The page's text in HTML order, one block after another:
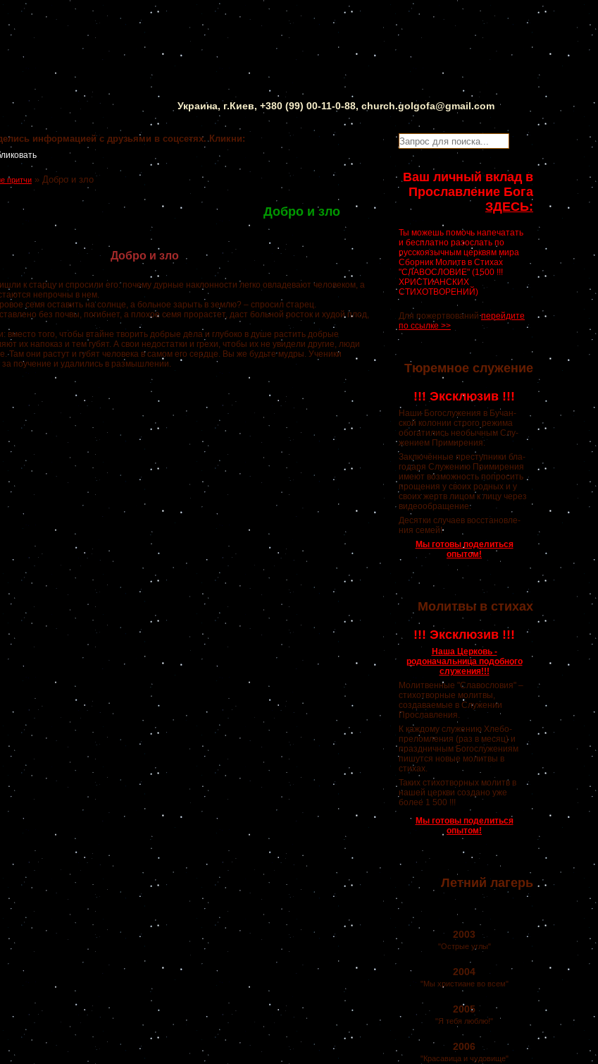
Украина, г.Киев, +380 (99) 00-11-0-88, church.golgofa@gmail.com
информацией с друзьями в соцсетях. Кликни:
притчи » Добро и зло
Добро и зло
Добро и зло
к старцу и спросили его: почему дурные наклонности легко овладевают человеком, а
непрочны в нем.
семя оставить на солнце, а больное зарыть в землю? – спросил старец.
без почвы, погибнет, а плохое семя прорастет, даст больной росток и худой плод,
вместо того, чтобы втайне творить добрые дела и глубоко в душе растить добрые
их напоказ и тем губят. А свои недостатки и грехи, чтобы их не увидели другие, люди
Там они растут и губят человека в самом его сердце. Вы же будьте мудры. Ученики
за поучение и удалились в размышлении.
Ваш личный вклад в
Прославление Бога
ЗДЕСЬ:
Ты можешь помочь напечатать
и бесплатно разослать по
русскоязычным церквям мира
Сборник Молитв в Стихах
"СЛАВОСЛОВИЕ" (1500 !!!
ХРИСТИАНСКИХ
СТИХОТВОРЕНИЙ)
Для пожертвованийперейдите
по ссылке >>
Тюремное служение
!!! Эксклюзив !!!
Наши Богослужения в Бучан-
ской колонии строго режима
обогатились необычным Слу-
жением Примирения.
Заключённые преступники бла-
годаря Служению Примирения
имеют возможность попросить
прощения у своих родных и у
своих жертв лицом к лицу через
видеообращение.
Десятки случаев восстановле-
ния семей!
Мы готовы поделиться
опытом!
Молитвы в стихах
!!! Эксклюзив !!!
Наша Церковь -
родоначальница подобного
служения!!!
Молитвенные "Славословия" –
стихотворные молитвы,
создаваемые в Служении
Прославления.
К каждому служению Хлебо-
преломления (раз в месяц) и
праздничным Богослужениям
пишутся новые молитвы в
стихах.
Таких стихотворных молитв в
нашей церкви создано уже
более 1 500 !!!
Мы готовы поделиться
опытом!
Летний лагерь
2003
"Острые углы"
2004
"Мы христиане во всем"
2005
"Я тебя люблю!"
2006
"Красавица и чудовище"